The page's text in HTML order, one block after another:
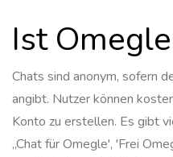
Ist
Chats sind anonym, sofern
angibt. Nutzer können
Konto zu erstellen. Es gibt
„Chat für Omegle', 'Frei